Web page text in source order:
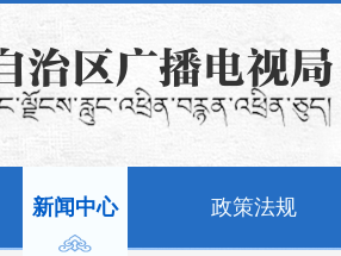
新闻中心 政策法规